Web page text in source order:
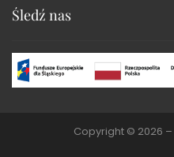
Śledź nas
Copyright © 2026 –